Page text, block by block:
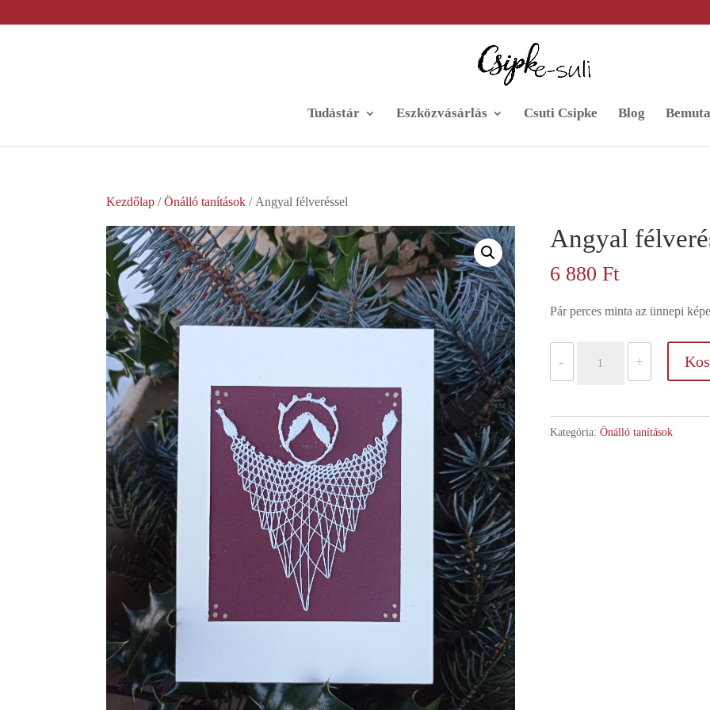
Tudástár Eszközvásárlás Csuti Csipke Blog
Kezdőlap /Önálló tanítások / Angyal félveréssel
Angyal
6 880 Ft
Pár perces minta az ünnepi
- +
Kategória: Önálló tanítások